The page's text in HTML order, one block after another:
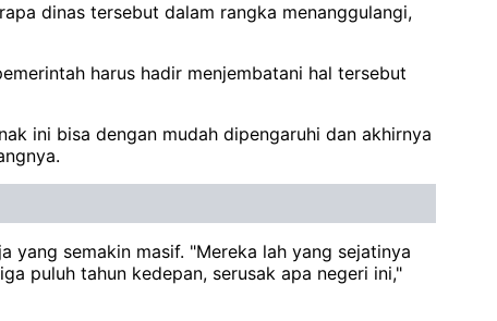
dinas tersebut dalam rangka menanggulangi,
harus hadir menjembatani hal tersebut
ini bisa dengan mudah dipengaruhi dan akhirnya
yang semakin masif. "Mereka lah yang sejatinya
puluh tahun kedepan, serusak apa negeri ini,"